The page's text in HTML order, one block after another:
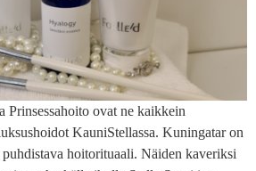
ovat ne kaikkein
KauniStellassa. Kuningatar on
hoitorituaali. Näiden kaveriksi